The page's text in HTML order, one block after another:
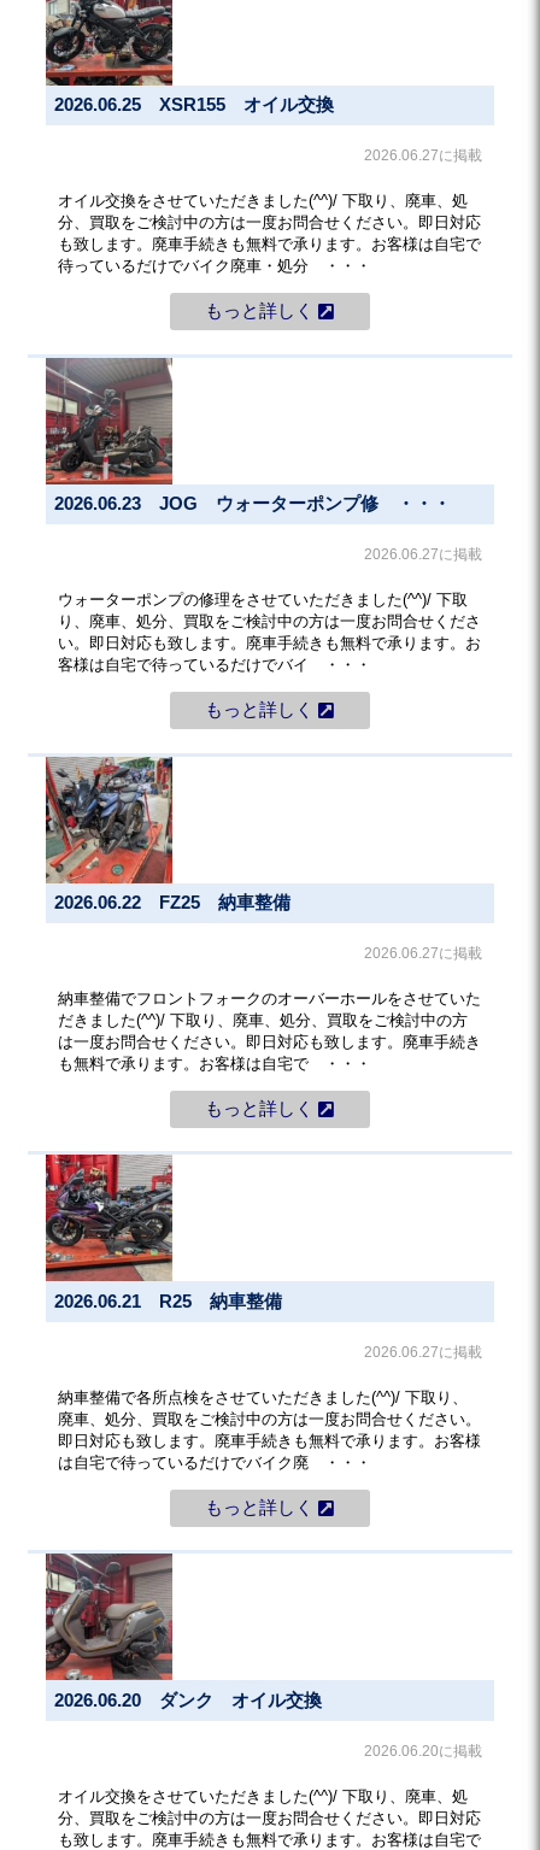
2026.06.25 XSR155 オイル交換
2026.06.27に掲載
オイル交換をさせていただきました(^^)/ 下取り、廃車、処
分、買取をご検討中の方は一度お問合せください。即日対応
も致します。廃車手続きも無料で承ります。お客様は自宅で
待っているだけでバイク廃車・処分 ・・・
もっと詳しく
2026.06.23 JOG ウォーターポンプ修 ・・・
2026.06.27に掲載
ウォーターポンプの修理をさせていただきました(^^)/ 下取
り、廃車、処分、買取をご検討中の方は一度お問合せくださ
い。即日対応も致します。廃車手続きも無料で承ります。お
客様は自宅で待っているだけでバイ ・・・
もっと詳しく
2026.06.22 FZ25 納車整備
2026.06.27に掲載
納車整備でフロントフォークのオーバーホールをさせていた
だきました(^^)/ 下取り、廃車、処分、買取をご検討中の方
は一度お問合せください。即日対応も致します。廃車手続き
も無料で承ります。お客様は自宅で ・・・
もっと詳しく
2026.06.21 R25 納車整備
2026.06.27に掲載
納車整備で各所点検をさせていただきました(^^)/ 下取り、
廃車、処分、買取をご検討中の方は一度お問合せください。
即日対応も致します。廃車手続きも無料で承ります。お客様
は自宅で待っているだけでバイク廃 ・・・
もっと詳しく
2026.06.20 ダンク オイル交換
2026.06.20に掲載
オイル交換をさせていただきました(^^)/ 下取り、廃車、処
分、買取をご検討中の方は一度お問合せください。即日対応
も致します。廃車手続きも無料で承ります。お客様は自宅で